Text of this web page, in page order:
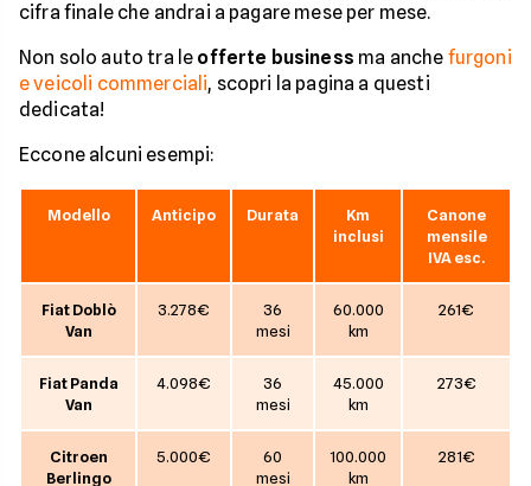
cifra finale che andrai a pagare mese per mese.
Non solo auto tra le offerte business ma anche furgoni
e veicoli commerciali, scopri la pagina a questi
dedicata!
Eccone alcuni esempi:
Modello Anticipo Durata
Km
inclusi
Canone
mensile
IVA esc.
Fiat Doblò
Van
3.278€
36
mesi
60.000
km
261€
Fiat Panda
Van
4.098€
36
mesi
45.000
km
273€
Citroen
Berlingo
5.000€
60
mesi
100.000
km
281€